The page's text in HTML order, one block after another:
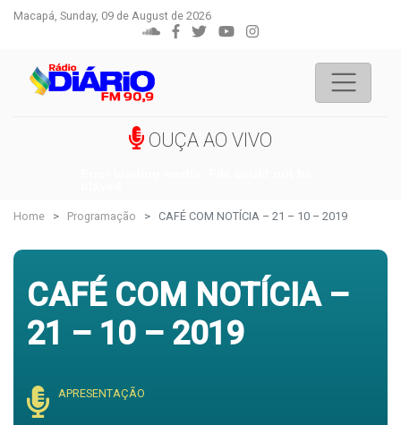
Macapá, Sunday, 09 de August de 2026
OUÇA AO VIVO
Home Programação CAFÉ COM NOTÍCIA – 21 – 10 – 2019
CAFÉ COM NOTÍCIA –
21 – 10 – 2019
APRESENTAÇÃO